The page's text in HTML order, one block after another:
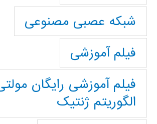
شبکه عصبی مصنوعی
فیلم آموزشی
فیلم آموزشی رایگان
الگوریتم ژنتیک